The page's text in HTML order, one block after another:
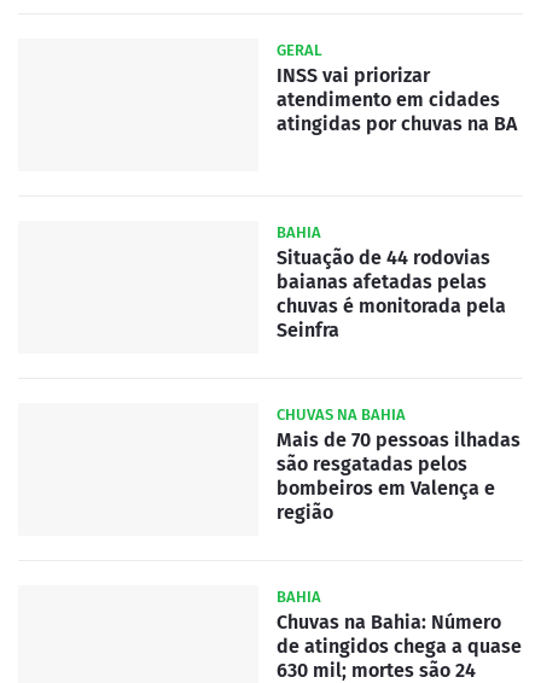
GERAL
INSS vai priorizar
atendimento em cidades
atingidas por chuvas na BA
BAHIA
Situação de 44 rodovias
baianas afetadas pelas
chuvas é monitorada pela
Seinfra
CHUVAS NA BAHIA
Mais de 70 pessoas ilhadas
são resgatadas pelos
bombeiros em Valença e
região
BAHIA
Chuvas na Bahia: Número
de atingidos chega a quase
630 mil; mortes são 24